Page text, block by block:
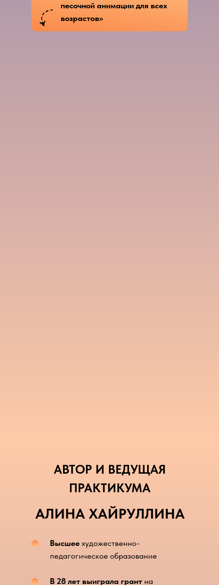
песочной анимации для всех
возрастов»
АВТОР И ВЕДУЩАЯ
ПРАКТИКУМА
АЛИНА ХАЙРУЛЛИНА
Высшее художественно-
педагогическое образование
В 28 лет выиграла грант на